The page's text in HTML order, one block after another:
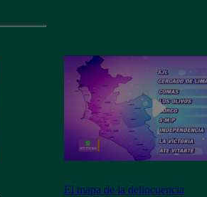
El mapa de la delincuencia